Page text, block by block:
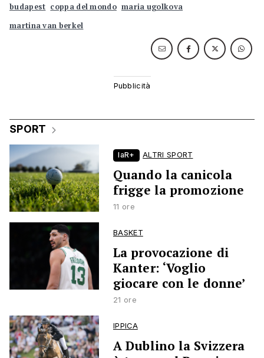
budapest coppa del mondo maria ugolkova
martina van berkel
SPORT
laR+ ALTRI SPORT
Quando la canicola
frigge la promozione
11 ore
BASKET
La provocazione di
Kanter: ‘Voglio
giocare con le donne’
21 ore
IPPICA
A Dublino la Svizzera